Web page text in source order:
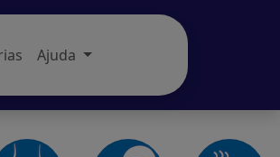
Ajuda